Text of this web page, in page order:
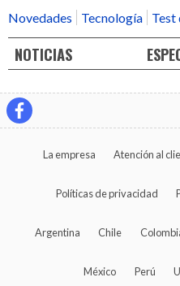
Novedades
Tecnología Test
NOTICIAS
La empresa Atención al
Políticas de privacidad
Argentina Chile
México Perú